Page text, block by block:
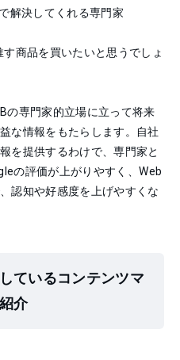
解決してくれる専門家
商品を買いたいと思うでしょ
の専門家的立場に立って将来
な情報をもたらします。自社
を提供するわけで、専門家と
の評価が上がりやすく、Web
認知や好感度を上げやすくな
ているコンテンツマ
介